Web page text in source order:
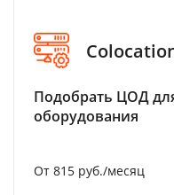
Подобрать ЦОД
оборудования
От 815 руб./месяц